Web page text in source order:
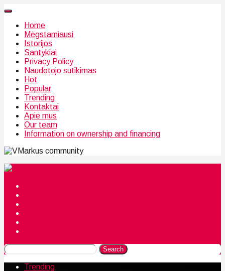
Home
Mėgstamiausi
Istorijos
Santykiai
Privacy Policy
Naudotojo sutikimas
Hot
Popular
Trending
Kontaktai
Apie mus
Our team
Information on ownership and financing
community
Search
Trending